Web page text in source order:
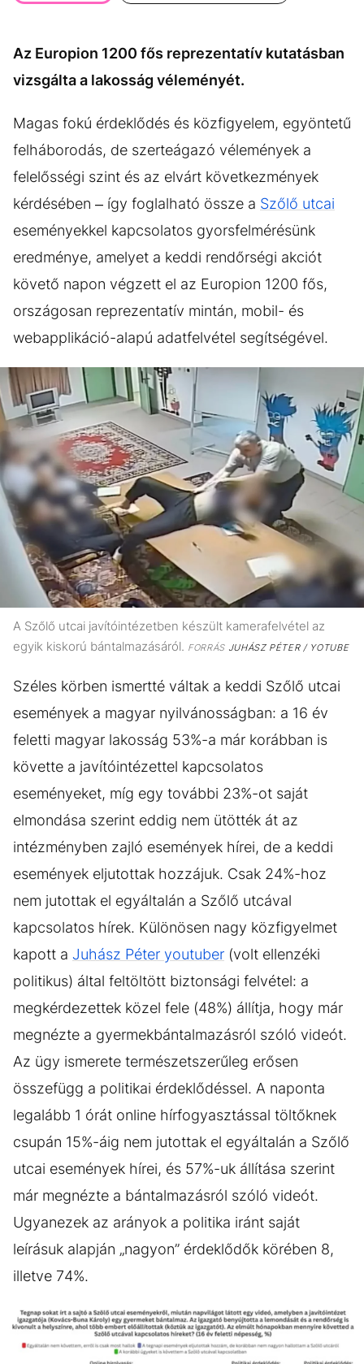
KÖZÉLET UTAZÁS
BESZÉLGETÉSEK ARCOK
Az Europion 1200 fős reprezentatív kutatásban
vizsgálta a lakosság véleményét.
Magas fokú érdeklődés és közfigyelem, egyöntetű
felháborodás, de szerteágazó vélemények a
felelősségi szint és az elvárt következmények
kérdésében – így foglalható össze a Szőlő utcai
eseményekkel kapcsolatos gyorsfelmérésünk
eredménye, amelyet a keddi rendőrségi akciót
követő napon végzett el az Europion 1200 fős,
országosan reprezentatív mintán, mobil- és
webapplikáció-alapú adatfelvétel segítségével.
A Szőlő utcai javítóintézetben készült kamerafelvétel az
egyik kiskorú bántalmazásáról. FORRÁSJUHÁSZ PÉTER / YOTUBE
Széles körben ismertté váltak a keddi Szőlő utcai
események a magyar nyilvánosságban: a 16 év
feletti magyar lakosság 53%-a már korábban is
követte a javítóintézettel kapcsolatos
eseményeket, míg egy további 23%-ot saját
elmondása szerint eddig nem ütötték át az
intézményben zajló események hírei, de a keddi
események eljutottak hozzájuk. Csak 24%-hoz
nem jutottak el egyáltalán a Szőlő utcával
kapcsolatos hírek. Különösen nagy közfigyelmet
kapott a Juhász Péter youtuber (volt ellenzéki
politikus) által feltöltött biztonsági felvétel: a
megkérdezettek közel fele (48%) állítja, hogy már
megnézte a gyermekbántalmazásról szóló videót.
Az ügy ismerete természetszerűleg erősen
összefügg a politikai érdeklődéssel. A naponta
legalább 1 órát online hírfogyasztással töltőknek
csupán 15%-áig nem jutottak el egyáltalán a Szőlő
utcai események hírei, és 57%-uk állítása szerint
már megnézte a bántalmazásról szóló videót.
Ugyanezek az arányok a politika iránt saját
leírásuk alapján „nagyon” érdeklődők körében 8,
illetve 74%.